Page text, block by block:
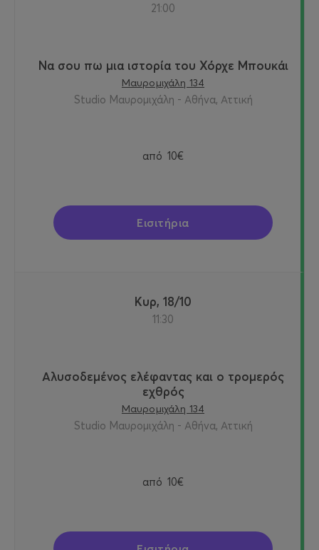
21:00
Να σου πω μια ιστορία του Χόρχε Μπουκάι
Μαυρομιχάλη 134
Studio Μαυρομιχάλη - Αθήνα, Αττική
από 10€
Εισιτήρια
Κυρ, 18/10
11:30
Αλυσοδεμένος ελέφαντας και ο τρομερός
εχθρός
Μαυρομιχάλη 134
Studio Μαυρομιχάλη - Αθήνα, Αττική
από 10€